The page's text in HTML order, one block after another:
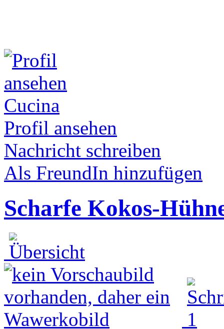
Cucina
Profil ansehen
Nachricht schreiben
Als FreundIn hinzufügen
Scharfe Kokos-